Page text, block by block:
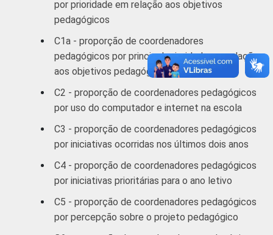
RENDA PESSOAL Até 3 SM
Mais de 3
até 5 SM
SM
44
Recusa 31
REGIÃO
Norte /
Oeste
33
por prioridade em relação aos objetivos
pedagógicos
C1a - proporção de coordenadores
pedagógicos por principal prioridade em relação
aos objetivos pedagógicos
C2 - proporção de coordenadores pedagógicos
por uso do computador e internet na escola
C3 - proporção de coordenadores pedagógicos
por iniciativas ocorridas nos últimos dois anos
C4 - proporção de coordenadores pedagógicos
por iniciativas prioritárias para o ano letivo
C5 - proporção de coordenadores pedagógicos
por percepção sobre o projeto pedagógico